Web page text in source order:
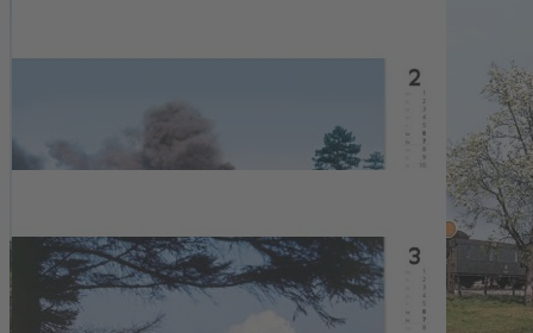
Dampfbetriebs bei der Deutschen Bundesbahn der 1960er- und
1970er-Jahre in fantastischen Bildern zum Leben. Viele der Fotos
stammen von Jürgen Nelkenbrecher, der für seine eindrucksvollen
Farbaufnahmen bekannt ist. Dampflok-Legenden sind unter
Volldampf u.a. vor berühmten Schnellzügen oder schweren
Güterfuhren zu sehen – und laden ein zu einer nostalgischen
Details
Wir haben andere Produkte gefunden, die Ihnen gefallen
könnten!